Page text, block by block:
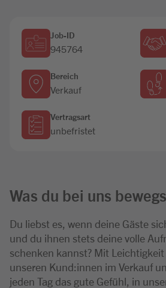
Job-ID
945764
Bereich
Verkauf
Vertragsart
unbefristet
Was du bei uns
Du liebst es, wenn deine Gäste
und du ihnen stets deine volle
schenken kannst? Mit
unseren Kund:innen im Verkauf
jeden Tag das gute Gefühl, in